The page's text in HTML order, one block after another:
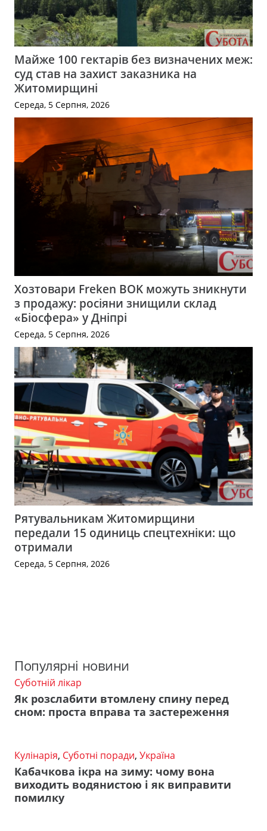
Майже 100 гектарів без визначених меж:
суд став на захист заказника на
Житомирщині
Середа, 5 Серпня, 2026
Хозтовари Freken BOK можуть зникнути
з продажу: росіяни знищили склад
«Біосфера» у Дніпрі
Середа, 5 Серпня, 2026
Рятувальникам Житомирщини
передали 15 одиниць спецтехніки: що
отримали
Середа, 5 Серпня, 2026
Популярні новини
Суботній лікар
Як розслабити втомлену спину перед
сном: проста вправа та застереження
Кулінарія, Суботні поради, Україна
Кабачкова ікра на зиму: чому вона
виходить водянистою і як виправити
помилку